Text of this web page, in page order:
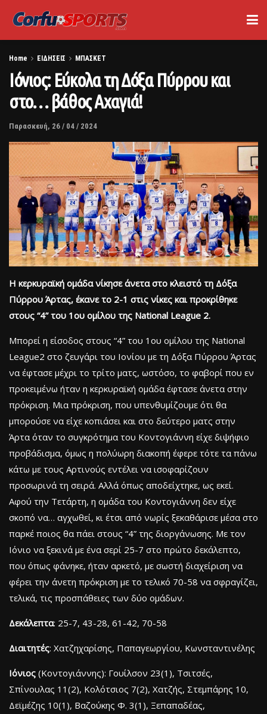
Home ΕΙΔΗΣΕΙΣ ΜΠΑΣΚΕΤ
Ιόνιος: Εύκολα τη Δόξα Πύρρου και
στο… βάθος Αχαγιά!
Παρασκευή, 26 / 04 / 2024
Η κερκυραϊκή ομάδα νίκησε άνετα στο κλειστό τη Δόξα
Πύρρου Άρτας, έκανε το 2-1 στις νίκες και προκρίθηκε
στους “4” του 1ου ομίλου της National League 2.
Μπορεί η είσοδος στους “4” του 1ου ομίλου της National
League2 στο ζευγάρι του Ιονίου με τη Δόξα Πύρρου Άρτας
να έφτασε μέχρι το τρίτο ματς, ωστόσο, το φαβορί που εν
προκειμένω ήταν η κερκυραϊκή ομάδα έφτασε άνετα στην
πρόκριση. Μια πρόκριση, που υπενθυμίζουμε ότι θα
μπορούσε να είχε κοπιάσει και στο δεύτερο ματς στην
Άρτα όταν το συγκρότημα του Κοντογιάννη είχε διψήφιο
προβάδισμα, όμως η πολύωρη διακοπή έφερε τότε τα πάνω
κάτω με τους Αρτινούς εντέλει να ισοφαρίζουν
προσωρινά τη σειρά. Αλλά όπως αποδείχτηκε, ως εκεί.
Αφού την Τετάρτη, η ομάδα του Κοντογιάννη δεν είχε
σκοπό να… αγχωθεί, κι έτσι από νωρίς ξεκαθάρισε μέσα στο
παρκέ ποιος θα πάει στους “4” της διοργάνωσης. Με τον
Ιόνιο να ξεκινά με ένα σερί 25-7 στο πρώτο δεκάλεπτο,
που όπως φάνηκε, ήταν αρκετό, με σωστή διαχείριση να
φέρει την άνετη πρόκριση με το τελικό 70-58 να σφραγίζει,
τελικά, τις προσπάθειες των δύο ομάδων.
Δεκάλεπτα: 25-7, 43-28, 61-42, 70-58
Διαιτητές: Χατζηχαρίσης, Παπαγεωργίου, Κωνσταντινέλης
Ιόνιος (Κοντογιάννης): Γουίλσον 23(1), Τσιτσές,
Σπίνουλας 11(2), Κολότσιος 7(2), Χατζής, Στεμπάρης 10,
Δεϊμέζης 10(1), Βαζούκης Φ. 3(1), Ξεπαπαδέας,